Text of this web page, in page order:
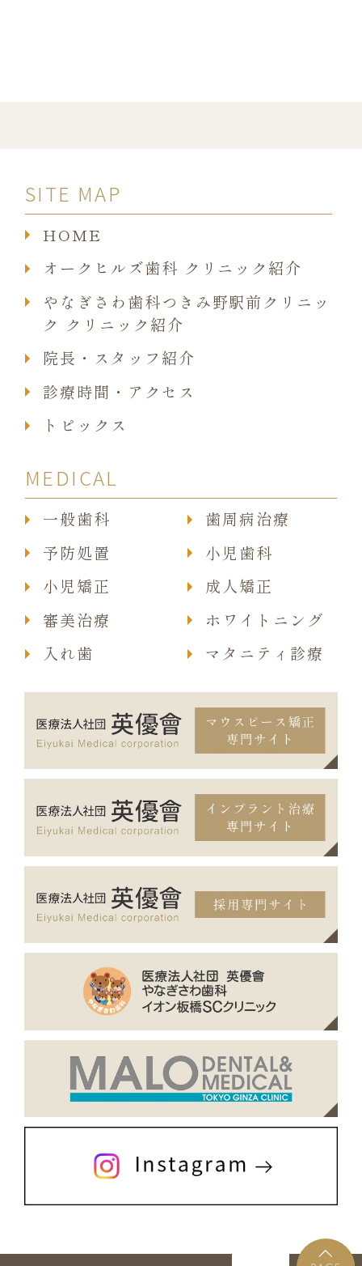
SITE MAP
HOME
オークヒルズ歯科 クリニック紹介
やなぎさわ歯科つきみ野駅前クリニッ
ク クリニック紹介
院長・スタッフ紹介
診療時間・アクセス
トピックス
MEDICAL
一般歯科
成人矯正
歯周病治療
審美治療
予防処置
ホワイトニング
小児歯科
入れ歯
小児矯正
マタニティ診療